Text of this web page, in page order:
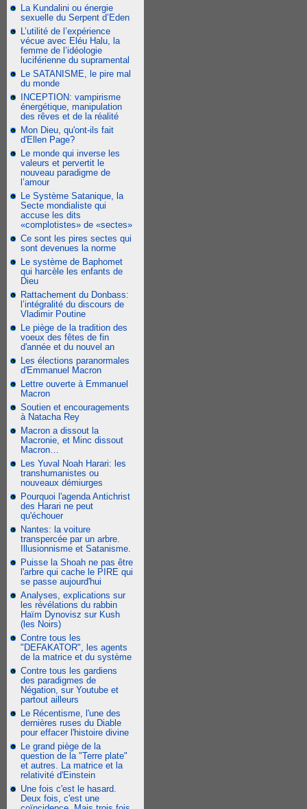
La Kundalini ou énergie
sexuelle du Serpent d’Eden
L’utilité de l’expérience
vécue avec Eléu Halu, la
femme de l’idéologie
luciférienne du supramental
Le SATANISME, le pire mal
du monde
INCEPTION: vampirisme
énergétique, manipulation
des rêves et de la réalité
Mon Dieu, qu'ont-ils fait
d'Ellen Page?
Le monde qui inverse les
valeurs et pervertit le
nouveau paradigme de
l’amour
Le Système Satanique, la
Secte mondialiste qui
accuse les dits
«complotistes» de «sectes»
Ce sont les pires sectes qui
sont devenues la norme
Le système de Baphomet
qui harcèle les enfants de
Dieu
Rattachement du Donbass:
l’intégralité du discours de
Vladimir Poutine
Le piège de la tradition des
voeux des fêtes de fin
d'année et du nouvel an
Les élections paranormales
d'Emmanuel Macron
Lettre ouverte à Emmanuel
Macron
Soutien et encouragements
à Natacha Rey
Macron a dissout la
Macronie, et Minc dissout
Macron…
Les Yuval Noah Harari: les
transhumanistes ou
nouveaux démiurges
Pourquoi l'agenda Antichrist
des Harari ne peut
qu'échouer
Nantes: la voiture
transpercée par un arbre.
Illusionnisme et Satanisme.
Puisse la Shoah ne pas être
l'arbre qui cache le PIRE qui
se passe aujourd'hui
Analyses, explications sur
les révélations du rabbin
Haïm Dynovisz sur Kush
(les Noirs)
Contre tous les
"DEFAKATOR", les agents
de la matrice et du système
Contre tous les gardiens
des paradigmes de
Négation, sur Youtube et
partout ailleurs
Le Récentisme, l'une des
dernières ruses du Diable
pour effacer l'histoire divine
Le grand piège de la
question de la "Terre plate"
et autres. La matrice et la
relativité d'Einstein
Une fois c'est le hasard.
Deux fois, c'est une